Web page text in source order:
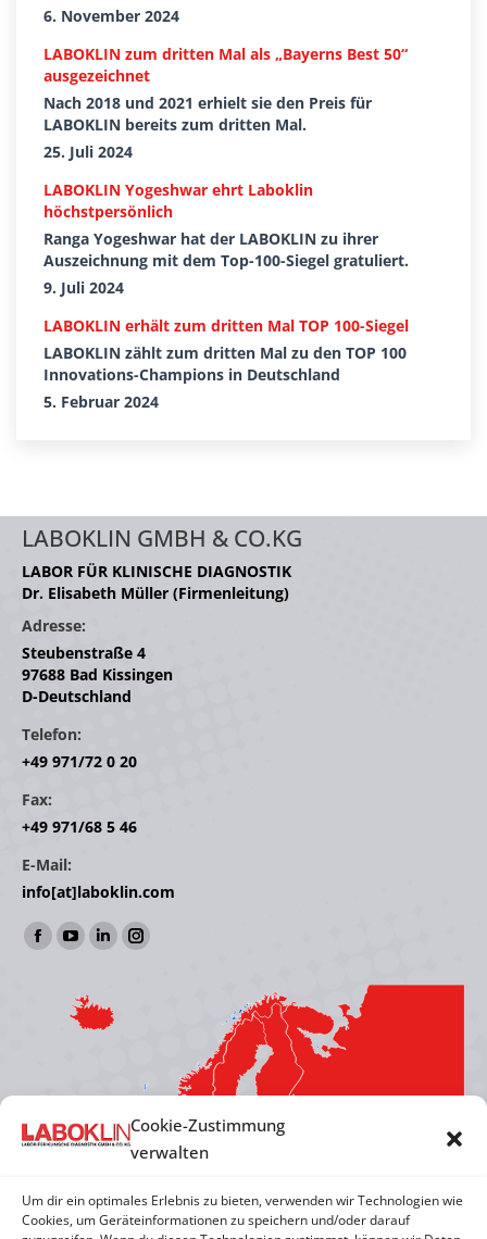
Cookie-Zustimmung
verwalten
Um dir ein optimales Erlebnis zu bieten, verwenden wir Technologien wie
Cookies, um Geräteinformationen zu speichern und/oder darauf
6. November 2024
LABOKLIN zum dritten Mal als „Bayerns Best 50“
ausgezeichnet
Nach 2018 und 2021 erhielt sie den Preis für
LABOKLIN bereits zum dritten Mal.
25. Juli 2024
LABOKLIN Yogeshwar ehrt Laboklin
höchstpersönlich
Ranga Yogeshwar hat der LABOKLIN zu ihrer
Auszeichnung mit dem Top-100-Siegel gratuliert.
9. Juli 2024
LABOKLIN erhält zum dritten Mal TOP 100-Siegel
LABOKLIN zählt zum dritten Mal zu den TOP 100
Innovations-Champions in Deutschland
5. Februar 2024
LABOKLIN GMBH & CO.KG
LABOR FÜR KLINISCHE DIAGNOSTIK
Dr. Elisabeth Müller (Firmenleitung)
Adresse:
Steubenstraße 4
97688 Bad Kissingen
D-Deutschland
Telefon:
+49 971/72 0 20
Fax:
+49 971/68 5 46
E-Mail:
info[at]laboklin.com
Finden Sie uns auf:
Facebook
opens
YouTube
opens
in
Linkedin
opens
in
window
Instagram
window